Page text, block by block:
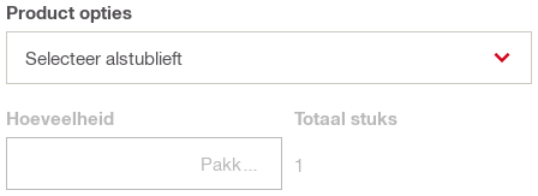
Product opties
Selecteer alstublieft
Hoeveelheid Totaal stuks
1